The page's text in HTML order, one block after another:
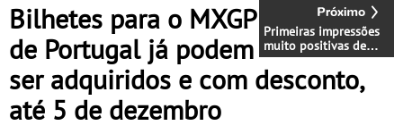
Primeiras impressões
muito positivas de
Miguel Oliveira e
Danilo Petrucci aos
comandos da BMW
Bilhetes para o MXGP
de Portugal já podem
ser adquiridos e com desconto,
até 5 de dezembro